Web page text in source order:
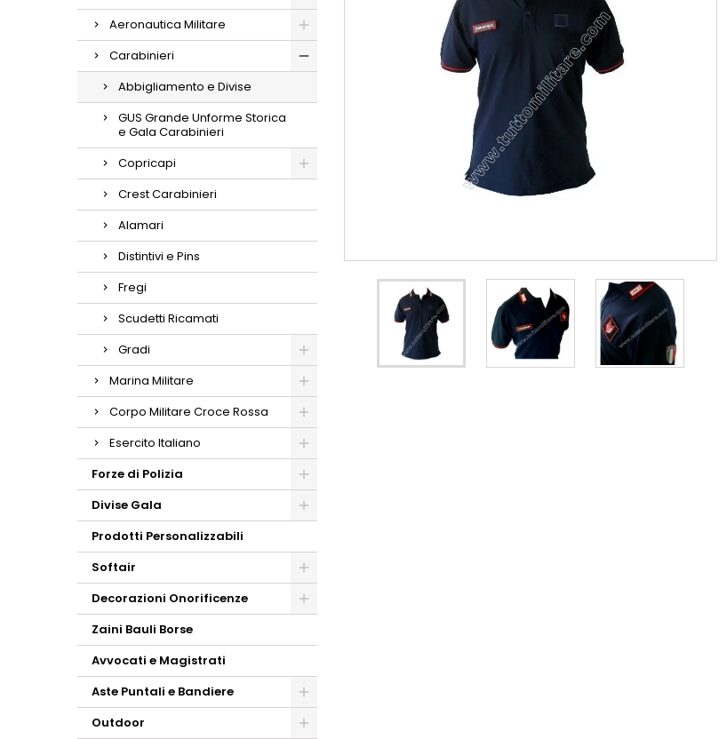
Aeronautica Militare
Carabinieri
Abbigliamento e Divise
GUS Grande Unforme Storica
e Gala Carabinieri
Copricapi
Crest Carabinieri
Alamari
Distintivi e Pins
Fregi
Scudetti Ricamati
Gradi
Marina Militare
Corpo Militare Croce Rossa
Esercito Italiano
Forze di Polizia
Divise Gala
Prodotti Personalizzabili
Softair
Decorazioni Onorificenze
Zaini Bauli Borse
Avvocati e Magistrati
Aste Puntali e Bandiere
Outdoor